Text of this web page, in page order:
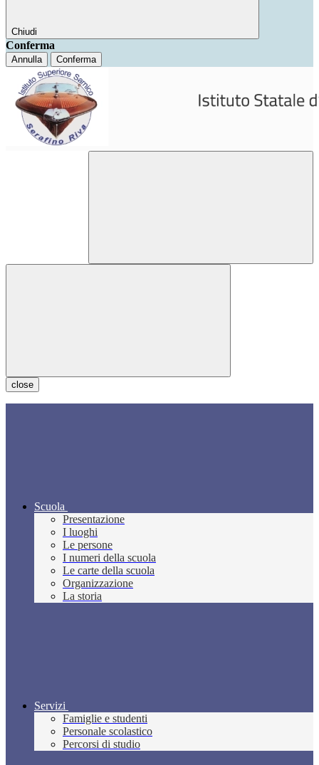
Chiudi
Conferma
Annulla Conferma
close
Scuola
Presentazione
I luoghi
Le persone
I numeri della scuola
Le carte della scuola
Organizzazione
La storia
Servizi
Famiglie e studenti
Personale scolastico
Percorsi di studio